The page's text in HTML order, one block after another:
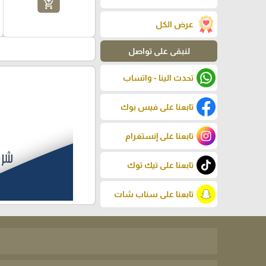
عرض الكل
لنبقى على تواصل
تحدث الينا - واتساب
تابعنا على فيس بوك
تابعنا على إنستغرام
تابعنا على تيك توك
تابعنا على سناب شات
add_shopping_cart